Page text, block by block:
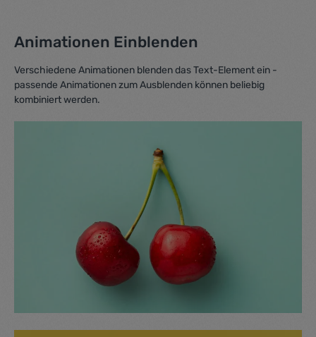
Animationen Einblenden
Verschiedene Animationen blenden das Text-Element ein -
passende Animationen zum Ausblenden können beliebig
kombiniert werden.